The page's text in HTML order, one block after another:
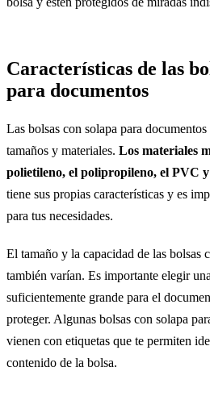
Características de las
para documentos
Las bolsas con solapa para
tamaños y materiales. Los materiales
polietileno, el polipropileno, el PVC
tiene sus propias características y es
para tus necesidades.
El tamaño y la capacidad de las bolsas
también varían. Es importante elegir
suficientemente grande para el
proteger. Algunas bolsas con solapa
vienen con etiquetas que te permiten
contenido de la bolsa.